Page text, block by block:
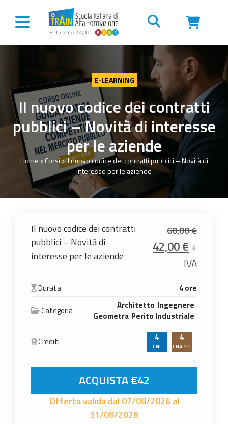
Vai al contenuto
E-LEARNING
Il nuovo codice dei contratti
pubblici – Novità di interesse
per le aziende
Home Corsi Il nuovo codice dei contratti pubblici – Novità di
interesse per le aziende
Il nuovo codice dei contratti
pubblici – Novità di
interesse per le aziende
60,00€
Il prezzo
42,00€Il+
IVA
Durata
4 ore
Categoria
Architetto Ingegnere
Geometra Perito Industriale
Crediti 4
CNI
4
CNAPPC
Il nuovo codice dei contratti pubblici - Novità
ACQUISTA €42
Offerta valida dal 07/08/2026 al
31/08/2026